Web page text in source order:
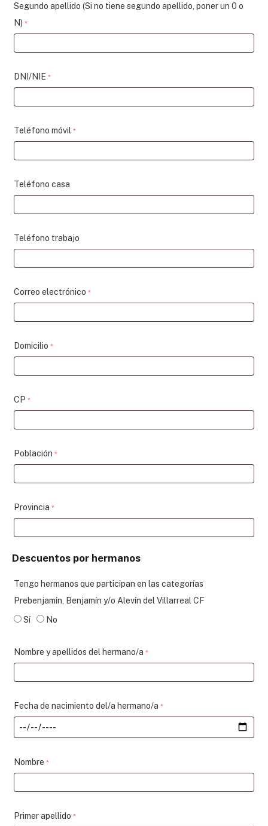
Segundo apellido (Si no tiene segundo apellido, poner un 0 o
N) *
DNI/NIE *
Teléfono móvil *
Teléfono casa
Teléfono trabajo
Correo electrónico *
Domicilio *
CP *
Población *
Provincia *
Descuentos por hermanos
Tengo hermanos que participan en las categorías
Prebenjamín, Benjamín y/o Alevín del Villarreal CF
Sí
No
Nombre y apellidos del hermano/a *
Fecha de nacimiento del/a hermano/a *
Nombre *
Primer apellido *